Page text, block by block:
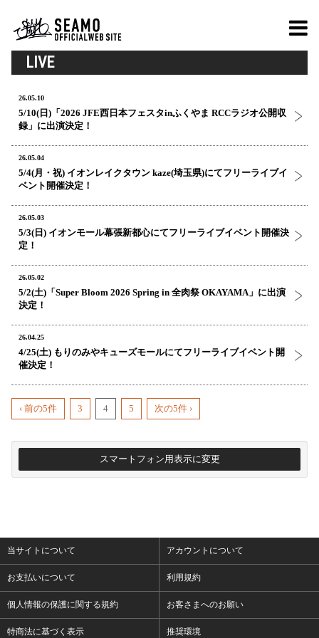
LIVE
26.05.10
5/10(日)「2026 JFE西日本フェスタinふくやま RCCラジオ公開収
録」に出演決定！
26.05.04
5/4(月・祝) イオンレイクタウン kaze(埼玉県)にてフリーライブイ
ベント開催決定！
26.05.03
5/3(日) イオンモール幕張新都心にてフリーライブイベント開催決
定！
26.05.02
5/2(土)「Super Bloom 2026 Spring in 全肉祭 OKAYAMA」に出演
決定！
26.04.25
4/25(土) もりのみやキューズモールにてフリーライブイベント開
催決定！
‹ 前の5件 3 4 5 次の5件 ›
スマートフォン用表示に変更
当サイトについて アカウントについて
お支払いについて 利用規約
個人情報の保護に関する規約 お客さまへのお願い
特商法に基づく表示 推奨環境